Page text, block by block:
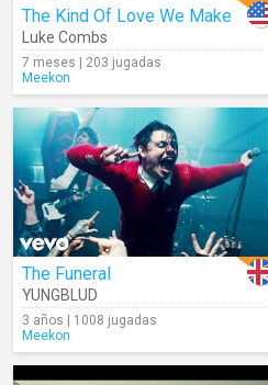
The Kind Of Love We Make
Luke Combs
7 meses | 203 jugadas
Meekon
The Funeral
YUNGBLUD
3 años | 1008 jugadas
Meekon